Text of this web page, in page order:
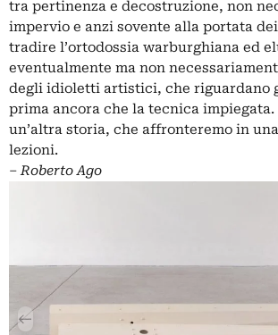
tra pertinenza e decostruzione, non
impervio e anzi sovente alla portata
tradire l’ortodossia warburghiana ed
eventualmente ma non
degli idioletti artistici, che riguardano
prima ancora che la tecnica impiegata.
un’altra storia, che affronteremo in
lezioni.
‒Roberto Ago